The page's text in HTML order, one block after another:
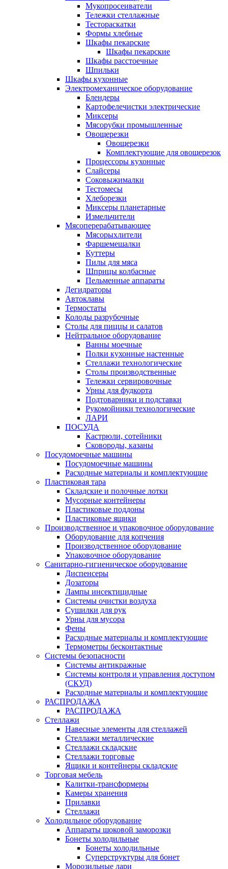
Мукопросеиватели
Тележки стеллажные
Тестораскатки
Формы хлебные
Шкафы пекарские
Шкафы пекарские
Шкафы расстоечные
Шпильки
Шкафы кухонные
Электромеханическое оборудование
Блендеры
Картофелечистки электрические
Миксеры
Мясорубки промышленные
Овощерезки
Овощерезки
Комплектующие для овощерезок
Процессоры кухонные
Слайсеры
Соковыжималки
Тестомесы
Хлеборезки
Миксеры планетарные
Измельчители
Мясоперерабатывающее
Мясорыхлители
Фаршемешалки
Куттеры
Пилы для мяса
Шприцы колбасные
Пельменные аппараты
Дегидраторы
Автоклавы
Термостаты
Колоды разрубочные
Столы для пиццы и салатов
Нейтральное оборудование
Ванны моечные
Полки кухонные настенные
Стеллажи технологические
Столы производственные
Тележки сервировочные
Урны для фудкорта
Подтоварники и подставки
Рукомойники технологические
ЛАРИ
ПОСУДА
Кастрюли, сотейники
Сковороды, казаны
Посудомоечные машины
Посудомоечные машины
Расходные материалы и комплектующие
Пластиковая тара
Складские и полочные лотки
Мусорные контейнеры
Пластиковые поддоны
Пластиковые ящики
Производственное и упаковочное оборудование
Оборудование для копчения
Производственное оборудование
Упаковочное оборудование
Санитарно-гигиеническое оборудование
Диспенсеры
Дозаторы
Лампы инсектицидные
Системы очистки воздуха
Сушилки для рук
Урны для мусора
Фены
Расходные материалы и комплектующие
Термометры бесконтактные
Системы безопасности
Системы антикражные
Системы контроля и управления доступом
(СКУД)
Расходные материалы и комплектующие
РАСПРОДАЖА
РАСПРОДАЖА
Стеллажи
Навесные элементы для стеллажей
Стеллажи металлические
Стеллажи складские
Стеллажи торговые
Ящики и контейнеры складские
Торговая мебель
Калитки-трансформеры
Камеры хранения
Прилавки
Стеллажи
Холодильное оборудование
Аппараты шоковой заморозки
Бонеты холодильные
Бонеты холодильные
Суперструктуры для бонет
Морозильные лари